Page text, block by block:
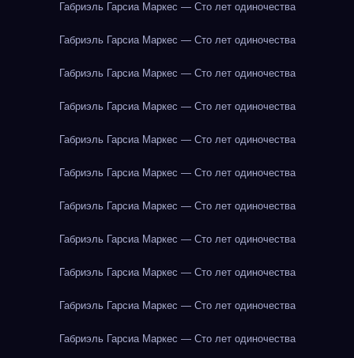
Габриэль Гарсиа Маркес — Сто лет одиночества
Габриэль Гарсиа Маркес — Сто лет одиночества
Габриэль Гарсиа Маркес — Сто лет одиночества
Габриэль Гарсиа Маркес — Сто лет одиночества
Габриэль Гарсиа Маркес — Сто лет одиночества
Габриэль Гарсиа Маркес — Сто лет одиночества
Габриэль Гарсиа Маркес — Сто лет одиночества
Габриэль Гарсиа Маркес — Сто лет одиночества
Габриэль Гарсиа Маркес — Сто лет одиночества
Габриэль Гарсиа Маркес — Сто лет одиночества
Габриэль Гарсиа Маркес — Сто лет одиночества